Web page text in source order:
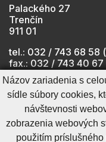
Palackého 27
Trenčín
911 01
tel.: 032 / 743 68 58
fax.: 032 / 743 40 67
e-mail:
info@gmab.sk
Cookies nastavenie
Cookies - viac informácií
Technický prevádzkovateľ
Názov zariadenia s
sídle súbory cookies,
návštevnosti
zobrazenia webových
použitím